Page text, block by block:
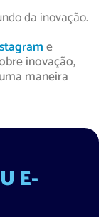
da inovação.
e
inovação,
maneira
E-